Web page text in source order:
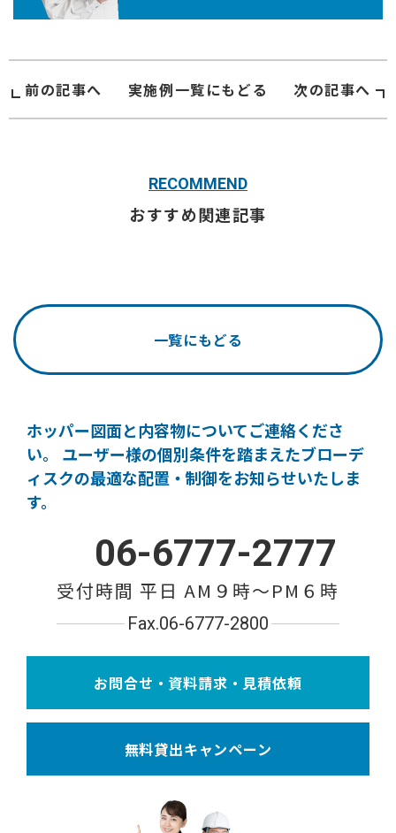
前の記事へ 実施例一覧にもどる 次の記事へ
RECOMMEND
おすすめ関連記事
一覧にもどる
ホッパー図面と内容物についてご連絡くださ
い。
ユーザー様の個別条件を踏まえたブローデ
ィスクの最適な配置・制御をお知らせいたしま
す。
06-6777-2777
受付時間 平日 AM９時〜PM６時
Fax.06-6777-2800
お問合せ・資料請求・見積依頼
無料貸出キャンペーン